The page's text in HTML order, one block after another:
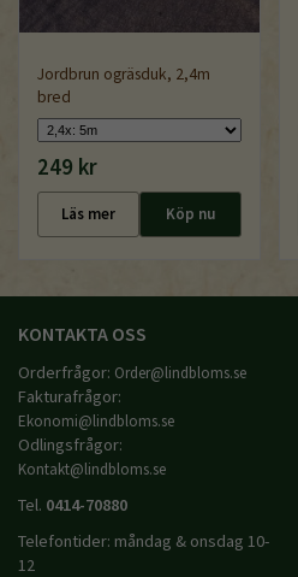
Jordbrun ogräsduk, 2,4m
bred
249 kr
Läs mer Köp nu
KONTAKTA OSS
Orderfrågor: Order@lindbloms.se
Fakturafrågor:
Ekonomi@lindbloms.se
Odlingsfrågor:
Kontakt@lindbloms.se
Tel. 0414-70880
Telefontider: måndag & onsdag 10-
12